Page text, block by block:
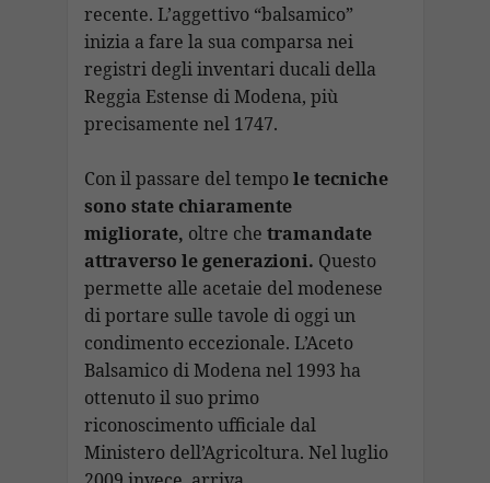
recente. L’aggettivo “balsamico”
inizia a fare la sua comparsa nei
registri degli inventari ducali della
Reggia Estense di Modena, più
precisamente nel 1747.
Con il passare del tempole tecniche
sono state chiaramente
migliorate, oltre che tramandate
attraverso le generazioni. Questo
permette alle acetaie del modenese
di portare sulle tavole di oggi un
condimento eccezionale. L’Aceto
Balsamico di Modena nel 1993 ha
ottenuto il suo primo
riconoscimento ufficiale dal
Ministero dell’Agricoltura. Nel luglio